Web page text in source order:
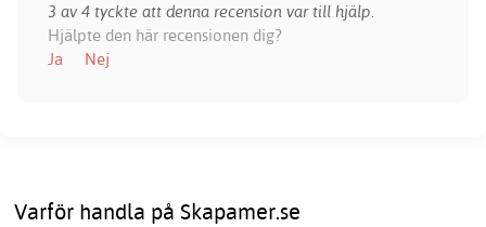
3 av 4 tyckte att denna recension var till hjälp.
Hjälpte den här recensionen dig?
Ja
Nej
Varför handla på Skapamer.se